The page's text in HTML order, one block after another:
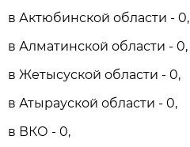
в Актюбинской области - 0,
в Алматинской области - 0,
в Жетысуской области - 0,
в Атырауской области - 0,
в ВКО - 0,